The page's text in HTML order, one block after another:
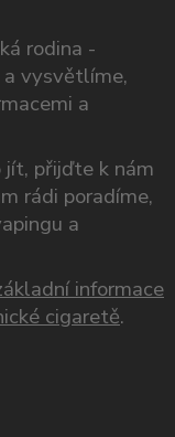
rodina -
vysvětlíme,
a
přijďte k nám
rádi poradíme,
a
informace
cigaretě.